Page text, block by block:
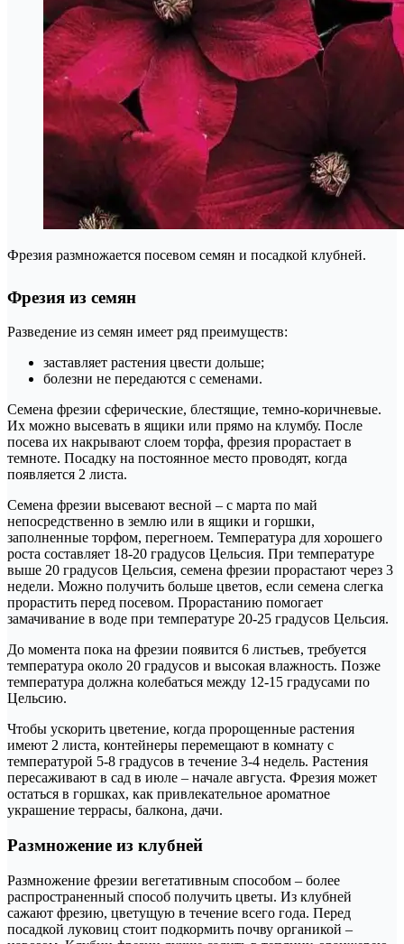
Фрезия размножается посевом семян и посадкой клубней.
Фрезия из семян
Разведение из семян имеет ряд преимуществ:
заставляет растения цвести дольше;
болезни не передаются с семенами.
Семена фрезии сферические, блестящие, темно-коричневые.
Их можно высевать в ящики или прямо на клумбу. После
посева их накрывают слоем торфа, фрезия прорастает в
темноте. Посадку на постоянное место проводят, когда
появляется 2 листа.
Семена фрезии высевают весной – с марта по май
непосредственно в землю или в ящики и горшки,
заполненные торфом, перегноем. Температура для хорошего
роста составляет 18-20 градусов Цельсия. При температуре
выше 20 градусов Цельсия, семена фрезии прорастают через 3
недели. Можно получить больше цветов, если семена слегка
прорастить перед посевом. Прорастанию помогает
замачивание в воде при температуре 20-25 градусов Цельсия.
До момента пока на фрезии появится 6 листьев, требуется
температура около 20 градусов и высокая влажность. Позже
температура должна колебаться между 12-15 градусами по
Цельсию.
Чтобы ускорить цветение, когда пророщенные растения
имеют 2 листа, контейнеры перемещают в комнату с
температурой 5-8 градусов в течение 3-4 недель. Растения
пересаживают в сад в июле – начале августа. Фрезия может
остаться в горшках, как привлекательное ароматное
украшение террасы, балкона, дачи.
Размножение из клубней
Размножение фрезии вегетативным способом – более
распространенный способ получить цветы. Из клубней
сажают фрезию, цветущую в течение всего года. Перед
посадкой луковиц стоит подкормить почву органикой –